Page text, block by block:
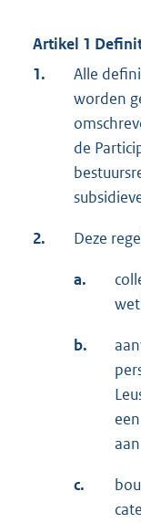
Artikel 1
1.
Alle
worden
de
2. Deze
a.
b.
c.